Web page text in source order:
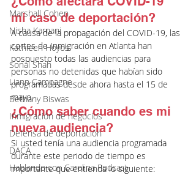
Marshall Cohen
Nisha Karnani
Kathleen Hoyos
Sonal Shah
Liann Campagne
Bethany Biswas
Inmigración de negocios
Defensa de deportación
DACA
Hablando con Carolina Podcast
mi caso de deportación?
A causa de la propagación del COVID-19, las
cortes de Inmigración en Atlanta han
pospuesto todas las audiencias para
personas no detenidas que habían sido
programadas desde ahora hasta el 15 de
mayo.
¿Cómo saber cuando es mi
nueva audiencia?
Si usted tenía una audiencia programada
durante este periodo de tiempo es
importante que entienda lo siguiente: